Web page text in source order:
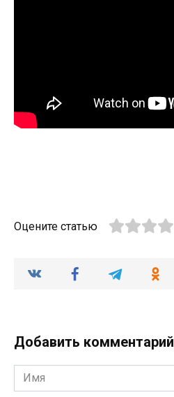
Оцените статью
Добавить комментарий
Имя
*